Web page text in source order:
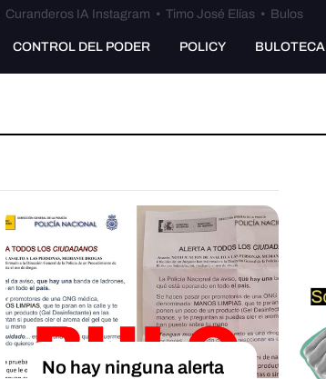
Curanderos IA Instagram • Timo José Elías• Bulos
CONTROL DEL PODER POLICY BULOTECA
No hay ninguna alerta